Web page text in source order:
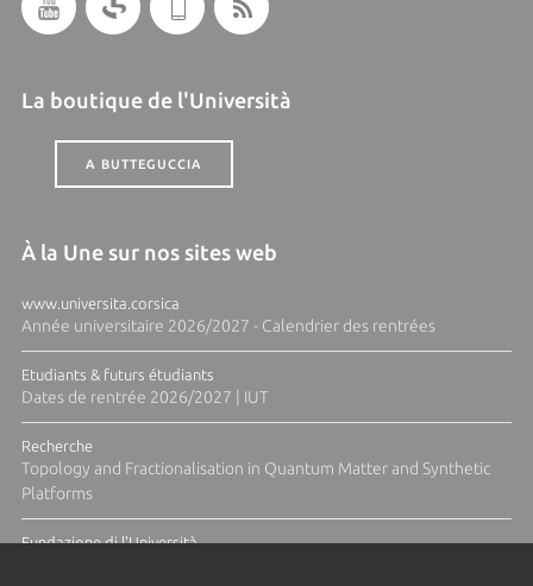
La boutique de l'Università
A BUTTEGUCCIA
À la Une sur nos sites web
www.universita.corsica
Année universitaire 2026/2027 - Calendrier des rentrées
Etudiants & futurs étudiants
Dates de rentrée 2026/2027 | IUT
Recherche
Topology and Fractionalisation in Quantum Matter and Synthetic
Platforms
Fundazione di l'Università